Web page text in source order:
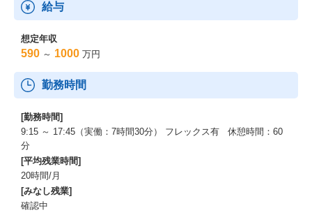
給与
想定年収
590 ～ 1000 万円
勤務時間
[勤務時間]
9:15 ～ 17:45（実働：7時間30分） フレックス有 休憩時間：60
分
[平均残業時間]
20時間/月
[みなし残業]
確認中